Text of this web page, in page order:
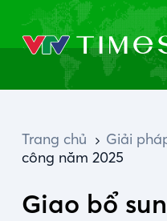
Trang chủ Giải
công năm 2025
Giao bổ